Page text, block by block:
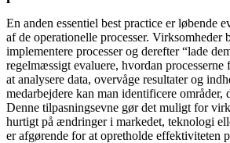
En anden essentiel best practice er løbende
af de operationelle processer. Virksomheder
implementere processer og derefter “lade
regelmæssigt evaluere, hvordan processerne
at analysere data, overvåge resultater og
medarbejdere kan man identificere områder,
Denne tilpasningsevne gør det muligt for
hurtigt på ændringer i markedet, teknologi
er afgørende for at opretholde effektiviteten